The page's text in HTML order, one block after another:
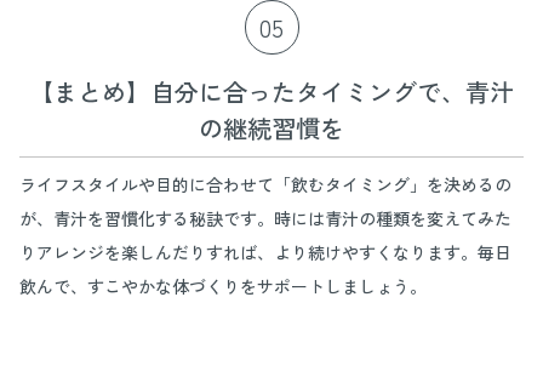
05
【まとめ】自分に合ったタイミングで、青汁
の継続習慣を
ライフスタイルや目的に合わせて「飲むタイミング」を決めるの
が、青汁を習慣化する秘訣です。時には青汁の種類を変えてみた
りアレンジを楽しんだりすれば、より続けやすくなります。毎日
飲んで、すこやかな体づくりをサポートしましょう。